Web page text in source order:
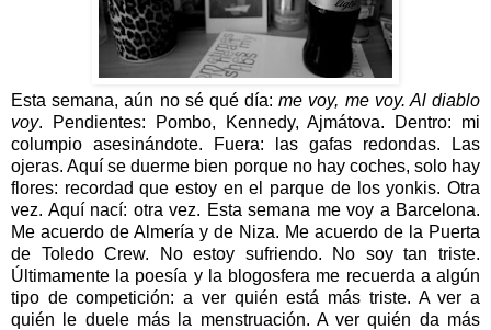
Esta semana, aún no sé qué día:me voy, me voy. Al diablo
voy. Pendientes: Pombo, Kennedy, Ajmátova. Dentro: mi
columpio asesinándote. Fuera: las gafas redondas. Las
ojeras. Aquí se duerme bien porque no hay coches, solo hay
flores: recordad que estoy en el parque de los yonkis. Otra
vez. Aquí nací: otra vez. Esta semana me voy a Barcelona.
Me acuerdo de Almería y de Niza. Me acuerdo de la Puerta
de Toledo Crew. No estoy sufriendo. No soy tan triste.
Últimamente la poesía y la blogosfera me recuerda a algún
tipo de competición: a ver quién está más triste. A ver a
quién le duele más la menstruación. A ver quién da más